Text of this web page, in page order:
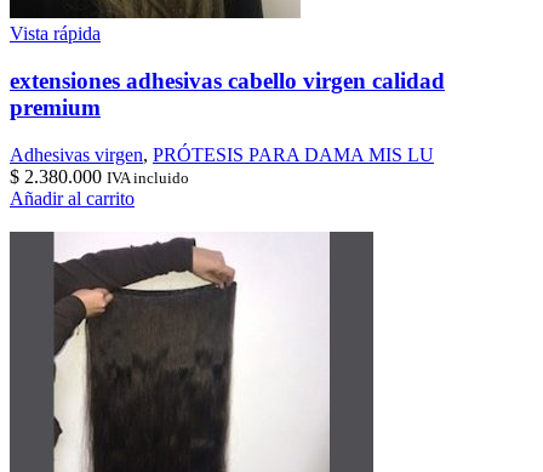
Vista rápida
extensiones adhesivas cabello virgen calidad
premium
Adhesivas virgen, PRÓTESIS PARA DAMA MIS LU
$ 2.380.000 IVA incluido
Añadir al carrito